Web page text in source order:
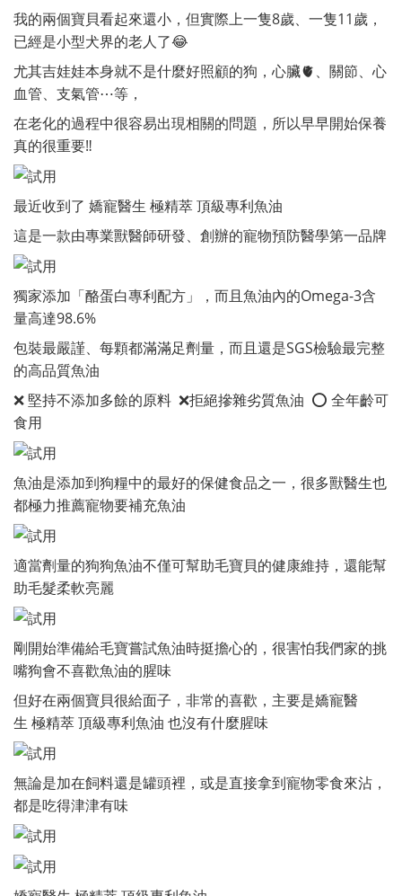
我的兩個寶貝看起來還小，但實際上一隻8歲、一隻11歲，
已經是小型犬界的老人了😂
尤其吉娃娃本身就不是什麼好照顧的狗，心臟🫀、關節、心
血管、支氣管⋯等，
在老化的過程中很容易出現相關的問題，所以早早開始保養
真的很重要‼️
最近收到了 嬌寵醫生 極精萃 頂級專利魚油
這是一款由專業獸醫師研發、創辦的寵物預防醫學第一品牌
獨家添加「酪蛋白專利配方」，而且魚油內的Omega-3含
量高達98.6%
包裝最嚴謹、每顆都滿滿足劑量，而且還是SGS檢驗最完整
的高品質魚油
❌ 堅持不添加多餘的原料 ❌拒絕摻雜劣質魚油 ⭕️ 全年齡可
食用
魚油是添加到狗糧中的最好的保健食品之一，很多獸醫生也
都極力推薦寵物要補充魚油
適當劑量的狗狗魚油不僅可幫助毛寶貝的健康維持，還能幫
助毛髮柔軟亮麗
剛開始準備給毛寶嘗試魚油時挺擔心的，很害怕我們家的挑
嘴狗會不喜歡魚油的腥味
但好在兩個寶貝很給面子，非常的喜歡，主要是嬌寵醫
生 極精萃 頂級專利魚油 也沒有什麼腥味
無論是加在飼料還是罐頭裡，或是直接拿到寵物零食來沾，
都是吃得津津有味